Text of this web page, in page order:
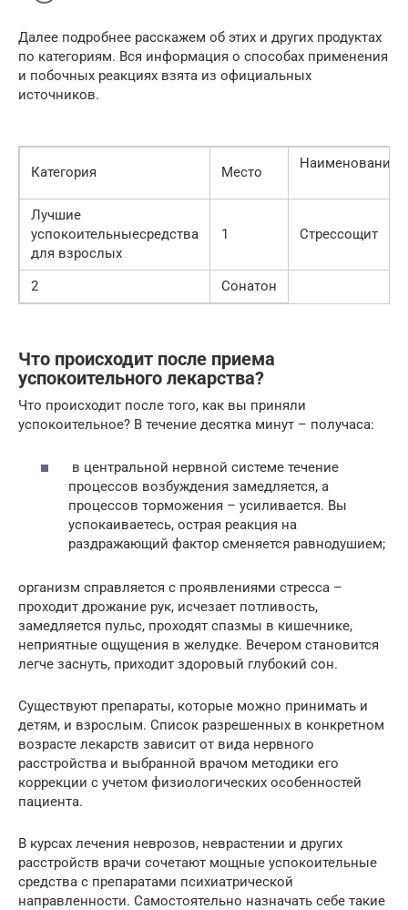
Далее подробнее расскажем об этих и других продуктах
по категориям. Вся информация о способах применения
и побочных реакциях взята из официальных
источников.
Категория Место
Наименование
Лучшие
успокоительныесредства
для взрослых
1 Стрессощит
2 Сонатон
Что происходит после приема
успокоительного лекарства?
Что происходит после того, как вы приняли
успокоительное? В течение десятка минут – получаса:
в центральной нервной системе течение
процессов возбуждения замедляется, а
процессов торможения – усиливается. Вы
успокаиваетесь, острая реакция на
раздражающий фактор сменяется равнодушием;
организм справляется с проявлениями стресса –
проходит дрожание рук, исчезает потливость,
замедляется пульс, проходят спазмы в кишечнике,
неприятные ощущения в желудке. Вечером становится
легче заснуть, приходит здоровый глубокий сон.
Существуют препараты, которые можно принимать и
детям, и взрослым. Список разрешенных в конкретном
возрасте лекарств зависит от вида нервного
расстройства и выбранной врачом методики его
коррекции с учетом физиологических особенностей
пациента.
В курсах лечения неврозов, неврастении и других
расстройств врачи сочетают мощные успокоительные
средства с препаратами психиатрической
направленности. Самостоятельно назначать себе такие